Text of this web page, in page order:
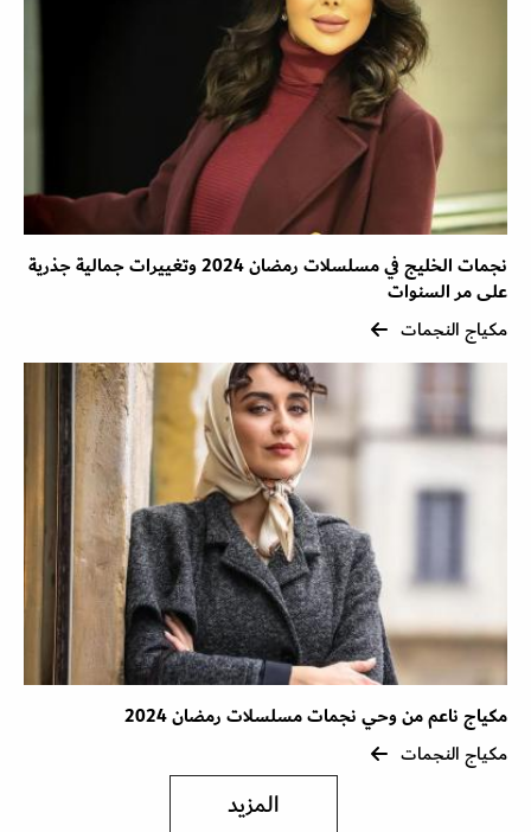
نجمات الخليج في مسلسلات رمضان 2024 وتغييرات جمالية جذرية
على مر السنوات
مكياج النجمات
مكياج ناعم من وحي نجمات مسلسلات رمضان 2024
مكياج النجمات
المزيد